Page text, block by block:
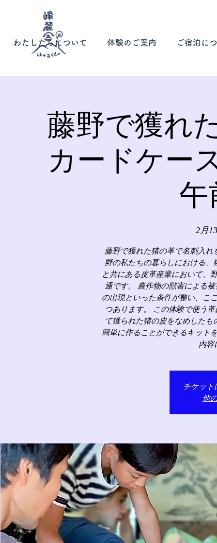
わたしたちについて 体験のご案内 ご宿泊に
藤野で獲れ
カードケー
午
2月
藤野で獲れた猪の革で名刺入
野の私たちの暮らしにおける
と共にある皮革産業において、
通です。 農作物の獣害による
の出現といった条件が整い、こ
つあります。 この体験で使う
て獲られた猪の皮をなめした
簡単に作ることができるキット
内容
チケット
他